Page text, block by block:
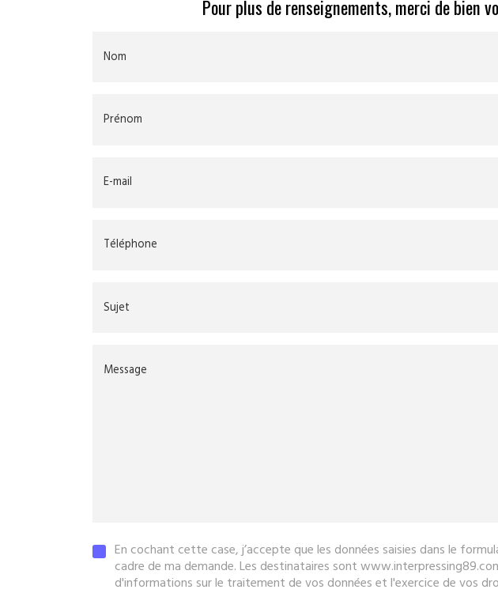
Pour plus de renseignements, merci de
Nom
Prénom
E-mail
Téléphone
Sujet
Message
En cochant cette case, j’accepte que les données saisies dans le
cadre de ma demande. Les destinataires sont
d'informations sur le traitement de vos données et l'exercice de vos